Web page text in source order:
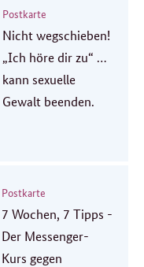
Postkarte
Nicht wegschieben!
„Ich höre dir zu“ …
kann sexuelle
Gewalt beenden.
Postkarte
7 Wochen, 7 Tipps -
Der Messenger-
Kurs gegen